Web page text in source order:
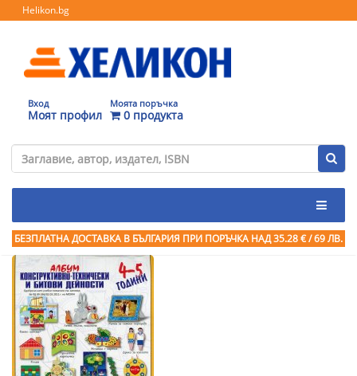
Helikon.bg
Вход
Моят профил
Моята поръчка
0 продукта
БЕЗПЛАТНА ДОСТАВКА В БЪЛГАРИЯ ПРИ ПОРЪЧКА НАД 35.28 € / 69 ЛВ.